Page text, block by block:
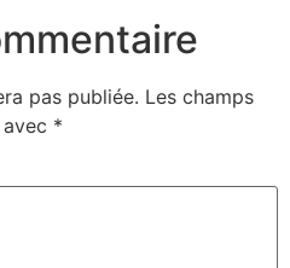
pas publiée. Les champs
*